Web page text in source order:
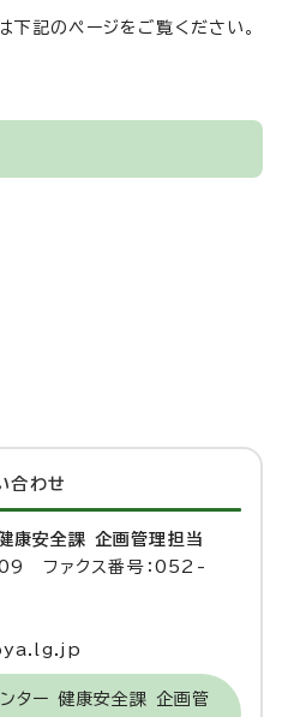
記のページをご覧ください。
合わせ
康安全課 企画管理担当
ファクス番号：052-
ター 健康安全課 企画管